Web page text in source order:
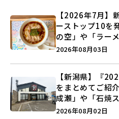
【2026年7月】
ーストップ10を
の空」や「ラー
注目記事をラン
2026年08月03日
【新潟県】『
をまとめてご紹
成瀬」や「石焼
営業に幕…。
2026年08月02日